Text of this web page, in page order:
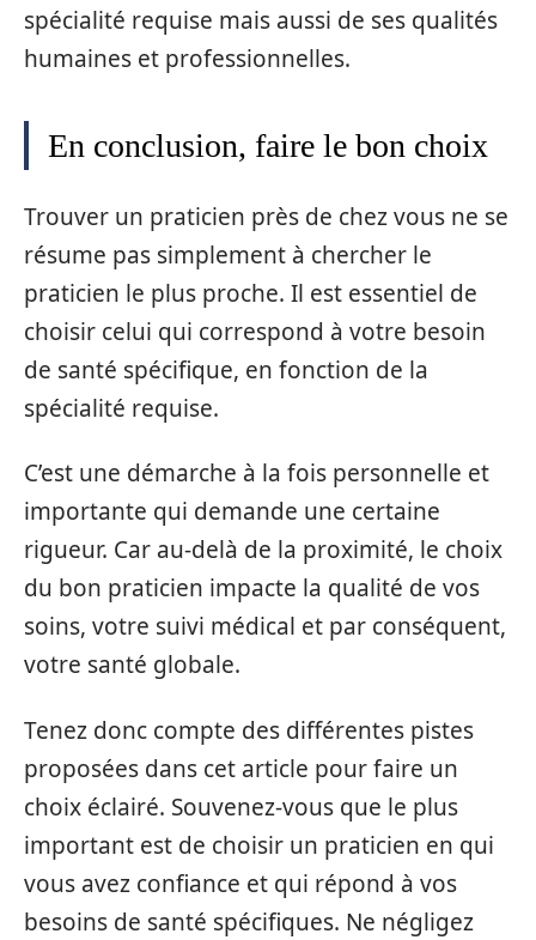
spécialité requise mais aussi de ses qualités
humaines et professionnelles.
En conclusion, faire le bon choix
Trouver un praticien près de chez vous ne se
résume pas simplement à chercher le
praticien le plus proche. Il est essentiel de
choisir celui qui correspond à votre besoin
de santé spécifique, en fonction de la
spécialité requise.
C’est une démarche à la fois personnelle et
importante qui demande une certaine
rigueur. Car au-delà de la proximité, le choix
du bon praticien impacte la qualité de vos
soins, votre suivi médical et par conséquent,
votre santé globale.
Tenez donc compte des différentes pistes
proposées dans cet article pour faire un
choix éclairé. Souvenez-vous que le plus
important est de choisir un praticien en qui
vous avez confiance et qui répond à vos
besoins de santé spécifiques. Ne négligez